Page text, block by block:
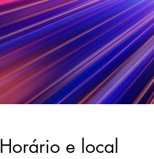
Horário e local